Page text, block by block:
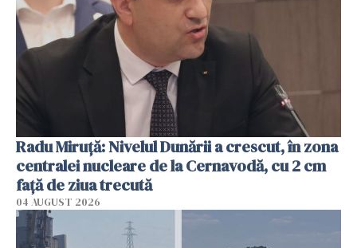
Radu Miruţă: Nivelul Dunării a crescut, în zona
centralei nucleare de la Cernavodă, cu 2 cm
faţă de ziua trecută
04 AUGUST 2026